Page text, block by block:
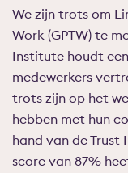
We zijn trots om
Work (GPTW) te
Institute houdt
medewerkers
trots zijn op het
hebben met hun
hand van de Trust
score van 87%